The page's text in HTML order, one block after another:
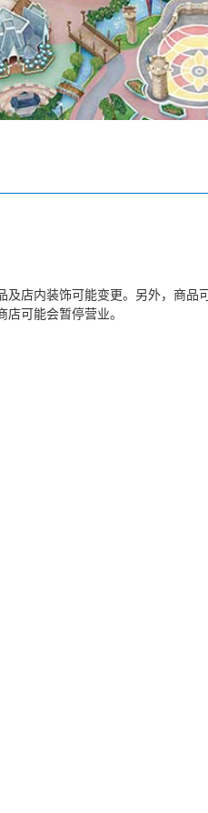
及店内装饰可能变更。另外，商品
可能会暂停营业。